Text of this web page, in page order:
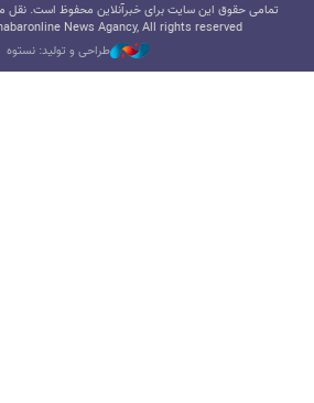
تمامی حقوق این سایت برای خبرآنلاین محفوظ است. نقل
News Agancy, All rights reserved
طراحی و تولید: نستوه